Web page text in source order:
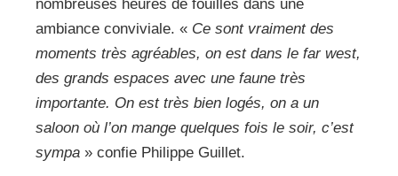
nombreuses heures de fouilles dans une
ambiance conviviale. « Ce sont vraiment des
moments très agréables, on est dans le far west,
des grands espaces avec une faune très
importante. On est très bien logés, on a un
saloon où l’on mange quelques fois le soir, c’est
sympa » confie Philippe Guillet.